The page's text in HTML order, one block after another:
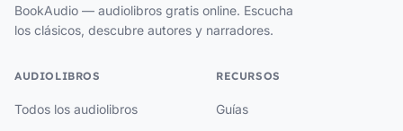
BookAudio — audiolibros gratis online. Escucha
los clásicos, descubre autores y narradores.
AUDIOLIBROS
Todos los audiolibros
RECURSOS
Guías